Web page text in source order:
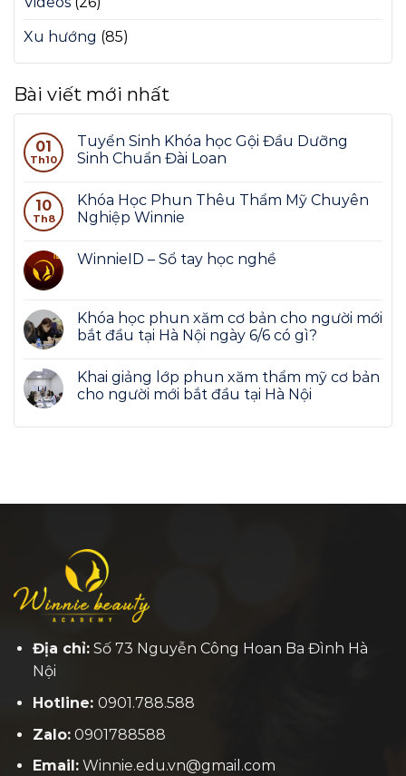
Xu hướng (85)
Bài viết mới nhất
01
Th10
Tuyển Sinh Khóa học Gội Đầu Dưỡng
Sinh Chuẩn Đài Loan
10
Th8
Khóa Học Phun Thêu Thẩm Mỹ Chuyên
Nghiệp Winnie
WinnieID – Sổ tay học nghề
Khóa học phun xăm cơ bản cho người mới
bắt đầu tại Hà Nội ngày 6/6 có gì?
Khai giảng lớp phun xăm thẩm mỹ cơ bản
cho người mới bắt đầu tại Hà Nội
Địa chỉ:Số 73 Nguyễn Công Hoan Ba Đình Hà
Nội
Hotline: 0901.788.588
Zalo:0901788588
Email:Winnie.edu.vn@gmail.com